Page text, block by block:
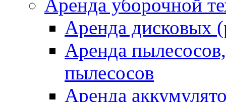
Аренда уборочной
Аренда дисковых
Аренда
пылесосов
Аренда